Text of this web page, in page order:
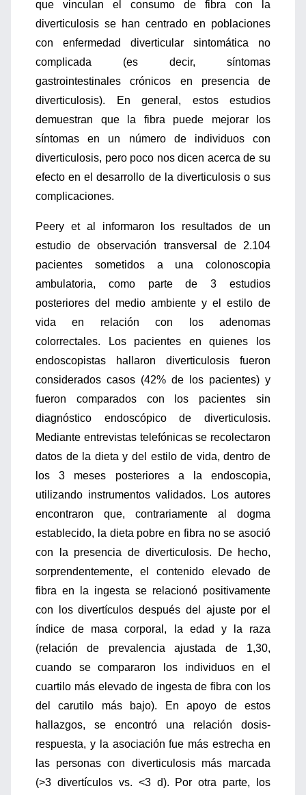
que vinculan el consumo de fibra con la
diverticulosis se han centrado en poblaciones
con enfermedad diverticular sintomática no
complicada (es decir, síntomas
gastrointestinales crónicos en presencia de
diverticulosis). En general, estos estudios
demuestran que la fibra puede mejorar los
síntomas en un número de individuos con
diverticulosis, pero poco nos dicen acerca de su
efecto en el desarrollo de la diverticulosis o sus
complicaciones.
Peery et al informaron los resultados de un
estudio de observación transversal de 2.104
pacientes sometidos a una colonoscopia
ambulatoria, como parte de 3 estudios
posteriores del medio ambiente y el estilo de
vida en relación con los adenomas
colorrectales. Los pacientes en quienes los
endoscopistas hallaron diverticulosis fueron
considerados casos (42% de los pacientes) y
fueron comparados con los pacientes sin
diagnóstico endoscópico de diverticulosis.
Mediante entrevistas telefónicas se recolectaron
datos de la dieta y del estilo de vida, dentro de
los 3 meses posteriores a la endoscopia,
utilizando instrumentos validados. Los autores
encontraron que, contrariamente al dogma
establecido, la dieta pobre en fibra no se asoció
con la presencia de diverticulosis. De hecho,
sorprendentemente, el contenido elevado de
fibra en la ingesta se relacionó positivamente
con los divertículos después del ajuste por el
índice de masa corporal, la edad y la raza
(relación de prevalencia ajustada de 1,30,
cuando se compararon los individuos en el
cuartilo más elevado de ingesta de fibra con los
del carutilo más bajo). En apoyo de estos
hallazgos, se encontró una relación dosis-
respuesta, y la asociación fue más estrecha en
las personas con diverticulosis más marcada
(>3 divertículos vs. <3 d). Por otra parte, los